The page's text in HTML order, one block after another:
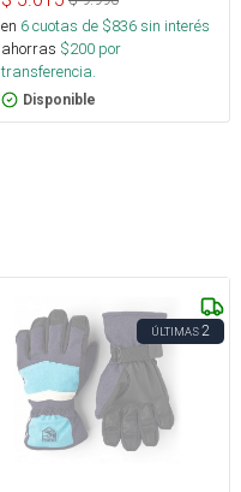
en 6cuotas de $836sin interés
ahorras $200 por
transferencia.
Disponible
ÚLTIMAS2